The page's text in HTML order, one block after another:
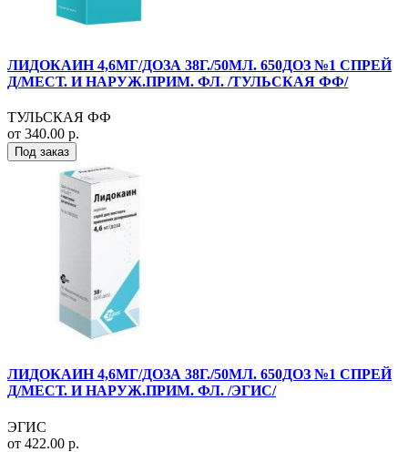
ЛИДОКАИН 4,6МГ/ДОЗА 38Г./50МЛ. 650ДОЗ №1 СПРЕЙ
Д/МЕСТ. И НАРУЖ.ПРИМ. ФЛ. /ТУЛЬСКАЯ ФФ/
ТУЛЬСКАЯ ФФ
от 340.00 р.
Под заказ
ЛИДОКАИН 4,6МГ/ДОЗА 38Г./50МЛ. 650ДОЗ №1 СПРЕЙ
Д/МЕСТ. И НАРУЖ.ПРИМ. ФЛ. /ЭГИС/
ЭГИС
от 422.00 р.